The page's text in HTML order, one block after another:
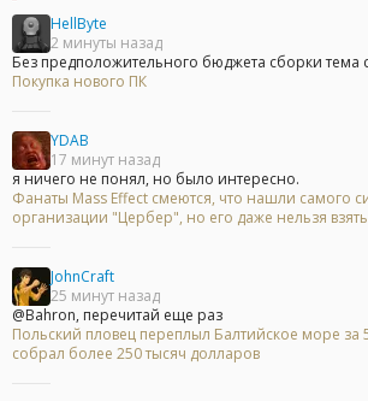
HellByte
2 минуты назад
Без предположительного бюджета сборки тема
Покупка нового ПК
YDAB
17 минут назад
я ничего не понял, но было интересно.
Фанаты Mass Effect смеются, что нашли самого
организации "Цербер", но его даже нельзя
JohnCraft
25 минут назад
@Bahron, перечитай еще раз
Польский пловец переплыл Балтийское море за
собрал более 250 тысяч долларов